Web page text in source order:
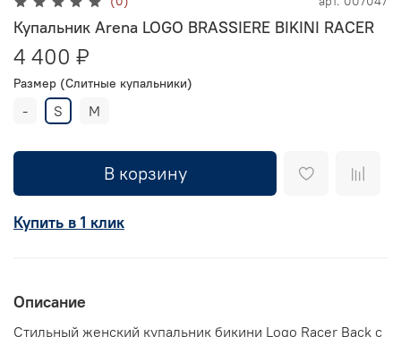
Купальник Arena LOGO BRASSIERE BIKINI RACER
4 400 ₽
Размер (Слитные купальники)
- S M
В корзину
Купить в 1 клик
Описание
Стильный женский купальник бикини Logo Racer Back с